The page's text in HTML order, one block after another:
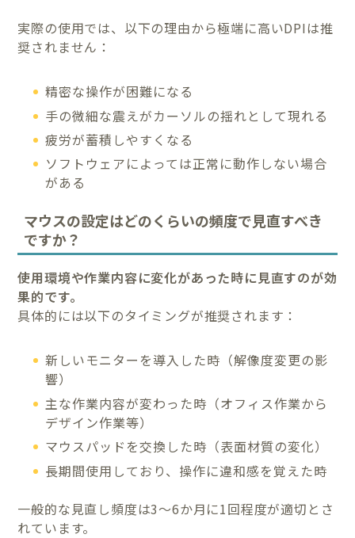
実際の使用では、以下の理由から極端に高いDPIは推
奨されません：
精密な操作が困難になる
手の微細な震えがカーソルの揺れとして現れる
疲労が蓄積しやすくなる
ソフトウェアによっては正常に動作しない場合
がある
マウスの設定はどのくらいの頻度で見直すべき
ですか？
使用環境や作業内容に変化があった時に見直すのが効
果的です。
具体的には以下のタイミングが推奨されます：
新しいモニターを導入した時（解像度変更の影
響）
主な作業内容が変わった時（オフィス作業から
デザイン作業等）
マウスパッドを交換した時（表面材質の変化）
長期間使用しており、操作に違和感を覚えた時
一般的な見直し頻度は3〜6か月に1回程度が適切とさ
れています。